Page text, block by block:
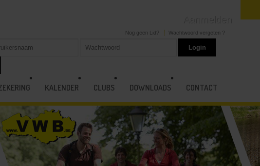
Nog geen Lid? Wachtwoord vergeten ?
KALENDER CLUBS DOWNLOADS CONTACT